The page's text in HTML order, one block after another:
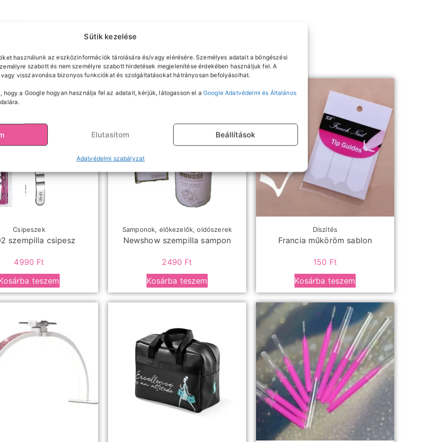
Sütik kezelése
használunk az eszközinformációk tárolására és/vagy elérésére. Személyes adatait a böngészési
szabott és nem személyre szabott hirdetések megjelenítése érdekében használjuk fel. A
visszavonása bizonyos funkciókat és szolgáltatásokat hátrányosan befolyásolhat.
hogy a Google hogyan használja fel az adatait, kérjük, látogasson el a Google Adatvédelmi és Általános
Elutasítom Beállítások
Adatvédelmi szabályzat
Csipeszek
szempilla csipesz
4990 Ft
teszem
Samponok, előkezelők, oldószerek
Newshow szempilla sampon
2490 Ft
Kosárba teszem
Díszítés
Francia műköröm sablon
150 Ft
Kosárba teszem